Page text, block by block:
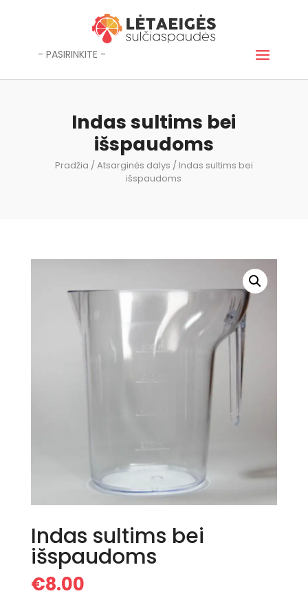
- PASIRINKITE -
Indas sultims bei
išspaudoms
Pradžia /Atsarginės dalys / Indas sultims bei
išspaudoms
Indas sultims bei
išspaudoms
€8.00